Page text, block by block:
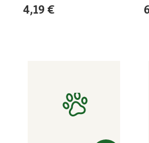
4,19 €